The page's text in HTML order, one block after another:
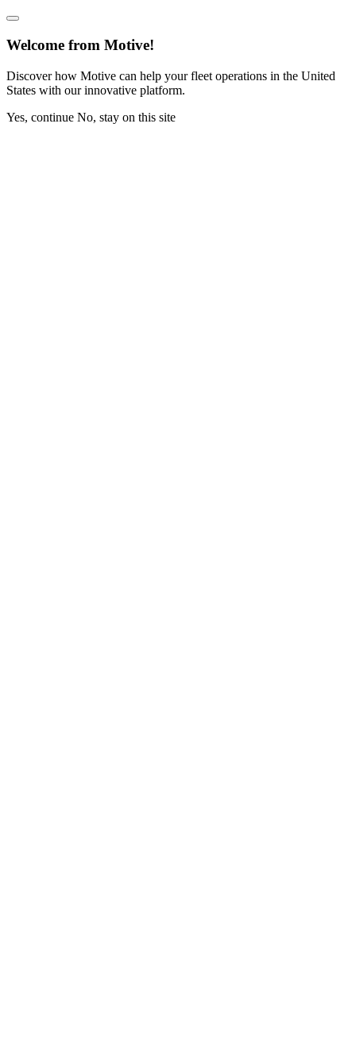
Welcome from Motive!
Discover how Motive can help your fleet operations in the United
States with our innovative platform.
Yes, continue No, stay on this site